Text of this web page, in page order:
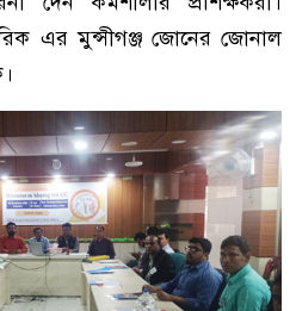
এর মুন্সীগঞ্জ জোনের জোনাল